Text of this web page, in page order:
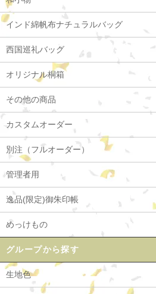
インド綿帆布ナチュラルバッグ
西国巡礼バッグ
オリジナル桐箱
その他の商品
カスタムオーダー
別注（フルオーダー）
管理者用
逸品(限定)御朱印帳
めっけもの
グループから探す
生地色